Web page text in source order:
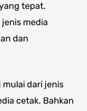
tepat.
media
dan
mulai dari jenis
cetak. Bahkan